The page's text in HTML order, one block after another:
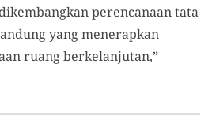
perencanaan tata
yang menerapkan
ruang berkelanjutan,”